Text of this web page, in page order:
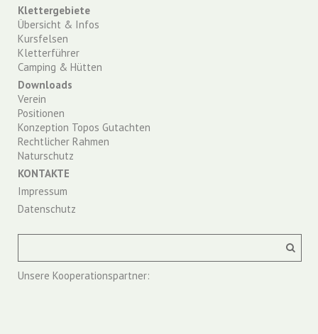
Klettergebiete
Übersicht & Infos
Kursfelsen
Kletterführer
Camping & Hütten
Downloads
Verein
Positionen
Konzeption Topos Gutachten
Rechtlicher Rahmen
Naturschutz
KONTAKTE
Impressum
Datenschutz
Unsere Kooperationspartner: